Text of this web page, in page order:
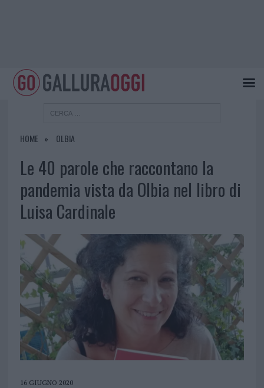
HOME OLBIA
Le 40 parole che raccontano la
pandemia vista da Olbia nel libro di
Luisa Cardinale
16 GIUGNO 2020